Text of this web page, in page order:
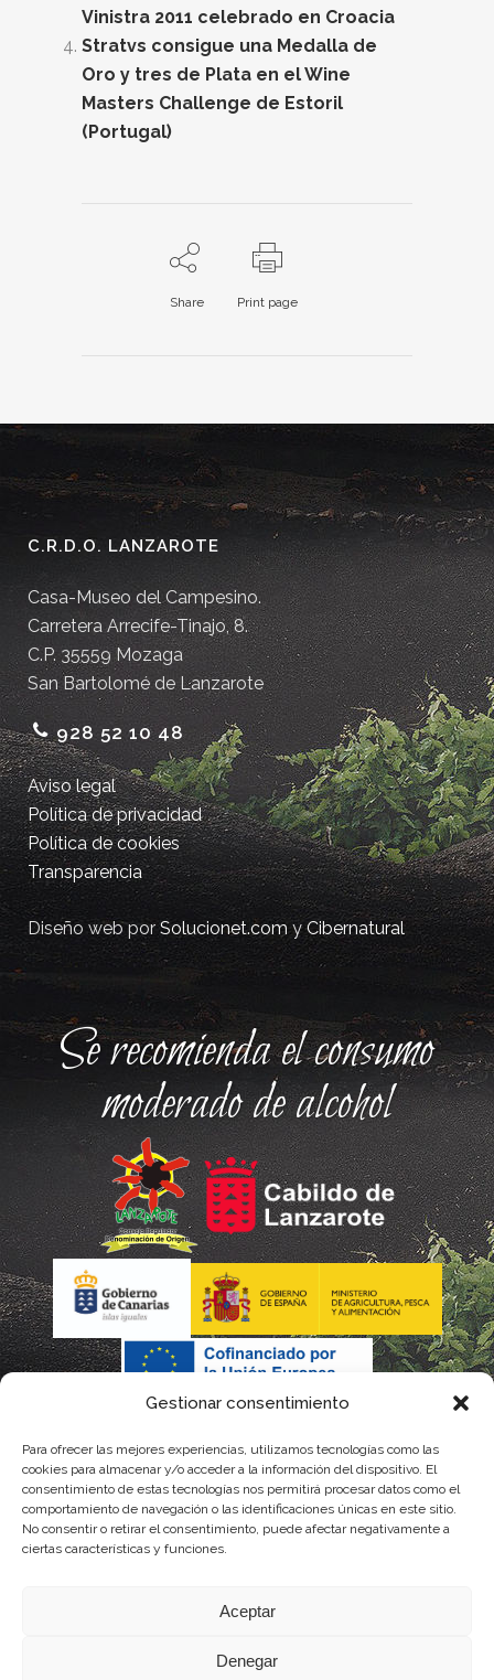
Gestionar consentimiento
Para ofrecer las mejores experiencias, utilizamos tecnologías como las
cookies para almacenar y/o acceder a la información del dispositivo. El
consentimiento de estas tecnologías nos permitirá procesar datos como el
comportamiento de navegación o las identificaciones únicas en este sitio.
No consentir o retirar el consentimiento, puede afectar negativamente a
ciertas características y funciones.
Aceptar
Denegar
Vinistra 2011 celebrado en Croacia
Stratvs consigue una Medalla de
Oro y tres de Plata en el Wine
Masters Challenge de Estoril
(Portugal)
Share Print page
C.R.D.O. LANZAROTE
Casa-Museo del Campesino.
Carretera Arrecife-Tinajo, 8.
C.P. 35559 Mozaga
San Bartolomé de Lanzarote
928 52 10 48
Aviso legal
Política de privacidad
Política de cookies
Transparencia
Diseño web porSolucionet.comyCibernatural
Se recomienda el consumo
moderado de alcohol
La gestión de la DOP Lanzarote realizada por este Consejo
Regulador es financiada, parcialmente, por el Gobierno de
Canarias
Instituto Canario de Calidad Agroalimentaria